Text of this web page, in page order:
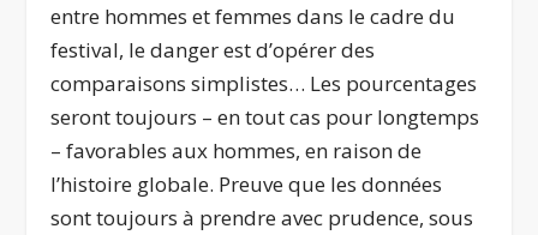
entre hommes et femmes dans le cadre du
festival, le danger est d’opérer des
comparaisons simplistes… Les pourcentages
seront toujours – en tout cas pour longtemps
– favorables aux hommes, en raison de
l’histoire globale. Preuve que les données
sont toujours à prendre avec prudence, sous